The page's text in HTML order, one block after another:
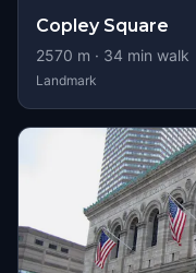
Copley Square
2570 m · 34 min walk
Landmark